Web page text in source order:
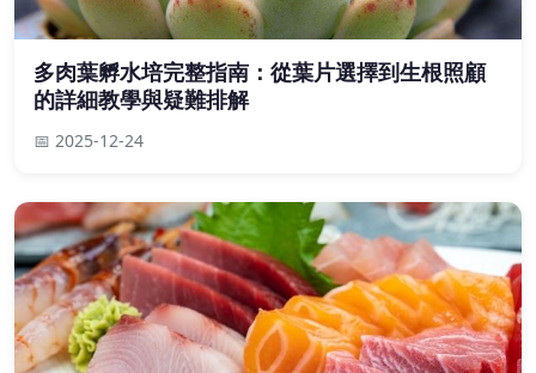
多肉葉孵水培完整指南：從葉片選擇到生根照顧
的詳細教學與疑難排解
📅 2025-12-24